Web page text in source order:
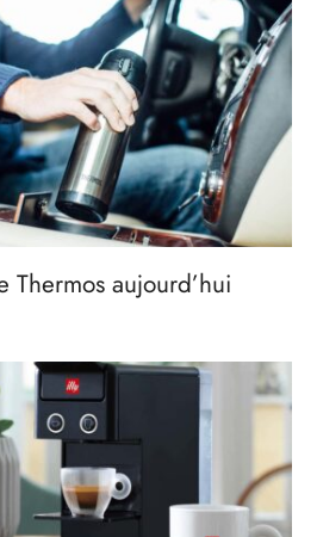
Thermos aujourd’hui